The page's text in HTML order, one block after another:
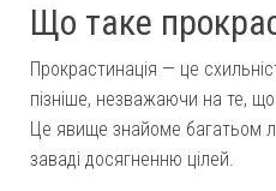
Що таке
Прокрастинація — це
пізніше, незважаючи на те,
Це явище знайоме багатьом
заваді досягненню цілей.